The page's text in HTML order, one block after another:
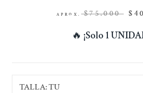
APROX. $75.000
🔥 ¡Solo 1
TALLA:TU